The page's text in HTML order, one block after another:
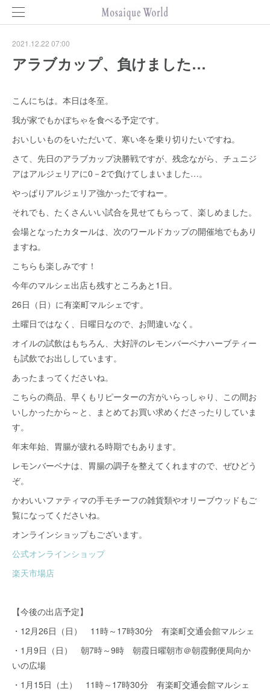
2021.12.22 07:00
アラブカップ、負けました…
こんにちは。本日は冬至。
我が家でもかぼちゃを食べる予定です。
おいしいものをいただいて、寒い冬を乗り切りたいですね。
さて、先日のアラブカップ決勝戦ですが、残念ながら、チュニジ
アはアルジェリアに0－2で負けてしまいました…。
やっぱりアルジェリア強かったですねー。
それでも、たくさんいい試合を見せてもらって、楽しめました。
会場となったカタールは、次のワールドカップの開催地でもあり
ますね。
こちらも楽しみです！
今年のマルシェ出店も残すところあと1日。
26日（日）に有楽町マルシェです。
土曜日ではなく、日曜日なので、お間違いなく。
オイルの試飲はもちろん、大好評のレモンバーベナハーブティー
も試飲でお出ししています。
あったまってくださいね。
こちらの商品、早くもリピーターの方がいらっしゃり、この間お
いしかったから～と、まとめてお買い求めくださったりしていま
す。
年末年始、胃腸が疲れる時期でもあります。
レモンバーベナは、胃腸の調子を整えてくれますので、ぜひどう
ぞ。
かわいいファティマの手モチーフの雑貨類やオリーブウッドもご
覧になってくださいね。
オンラインショップもございます。
公式オンラインショップ
楽天市場店
【今後の出店予定】
・12月26日（日） 11時～17時30分 有楽町交通会館マルシェ
・1月9日（日） 朝7時～9時 朝霞日曜朝市＠朝霞郵便局向か
いの広場
・1月15日（土） 11時～17時30分 有楽町交通会館マルシェ